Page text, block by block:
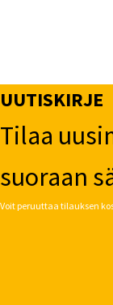
UUTISKIRJE
Tilaa
suoraan
Voit peruuttaa tilauksen